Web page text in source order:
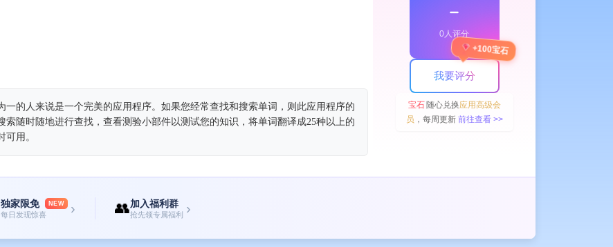
一的人来说是一个完美的应用程序。如果您经常查找和搜索单词，则此应用程序的
索随时随地进行查找，查看测验小部件以测试您的知识，将单词翻译成25种以上的
用。
﹣
0人评分
我要评分
+100宝石
宝石随心兑换应用高级会
员 ，每周更新 前往查看 >>
独家限免 NEW
每日发现惊喜 › 👥加入福利群
抢先领专属福利 ›